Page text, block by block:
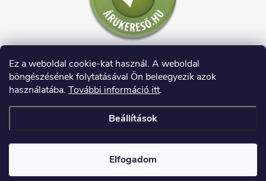
Ez a weboldal cookie-kat használ. A weboldal
böngészésének folytatásával Ön beleegyezik azok
használatába. További információ itt.
Beállítások
Elfogadom
Copyright 2026HAUSDECO.HU. Minden jog fenntartva.